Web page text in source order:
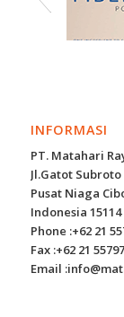
INFORMASI
PT. Matahari
Jl.Gatot Subroto
Pusat Niaga
Indonesia 15114
Phone :+62 21
Fax :+62 21
Email